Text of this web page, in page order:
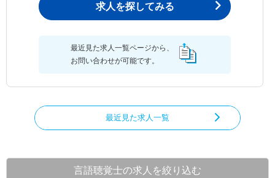
求人を探してみる
最近見た求人一覧ページから、
お問い合わせが可能です。
最近見た求人一覧
言語聴覚士の求人を絞り込む